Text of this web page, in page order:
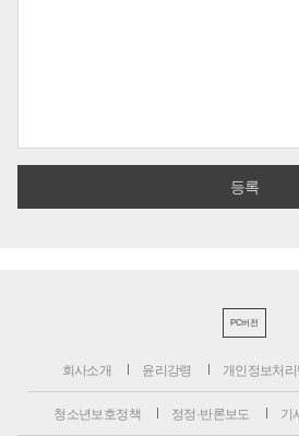
PC버전
회사소개 윤리강령 개인정보처
청소년보호정책 정정·반론보도 기